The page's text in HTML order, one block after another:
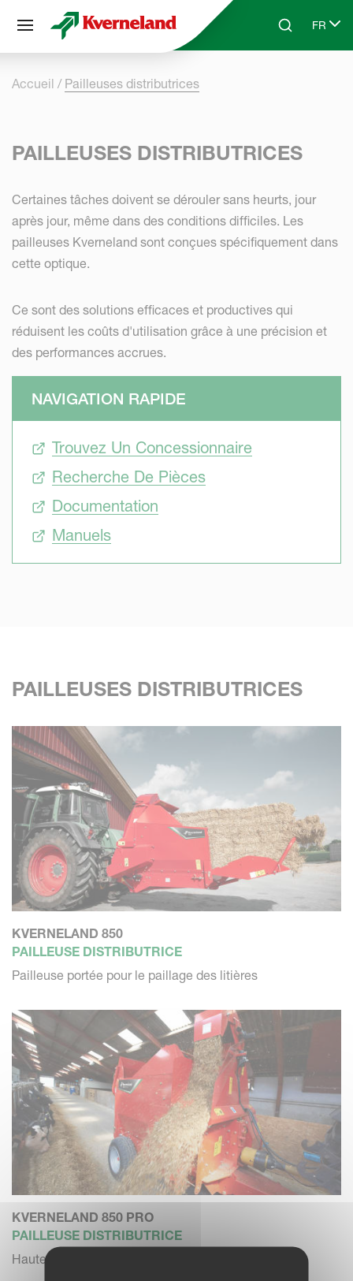
Skip to main contentSearchFR
Select
Accueil Pailleuses distributrices
PAILLEUSES DISTRIBUTRICES
Certaines tâches doivent se dérouler sans heurts, jour
après jour, même dans des conditions difficiles. Les
pailleuses Kverneland sont conçues spécifiquement dans
cette optique.
Ce sont des solutions efficaces et productives qui
réduisent les coûts d'utilisation grâce à une précision et
des performances accrues.
NAVIGATION RAPIDE
Trouvez Un Concessionnaire
Recherche De Pièces
Documentation
Manuels
PAILLEUSES DISTRIBUTRICES
KVERNELAND 850
PAILLEUSE DISTRIBUTRICE
Pailleuse portée pour le paillage des litières
KVERNELAND 850 PRO
PAILLEUSE DISTRIBUTRICE
Haute performance de soufflerie
Panneau de gestion des cookies